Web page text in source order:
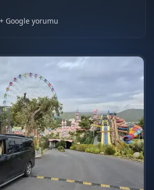
Google yorumu